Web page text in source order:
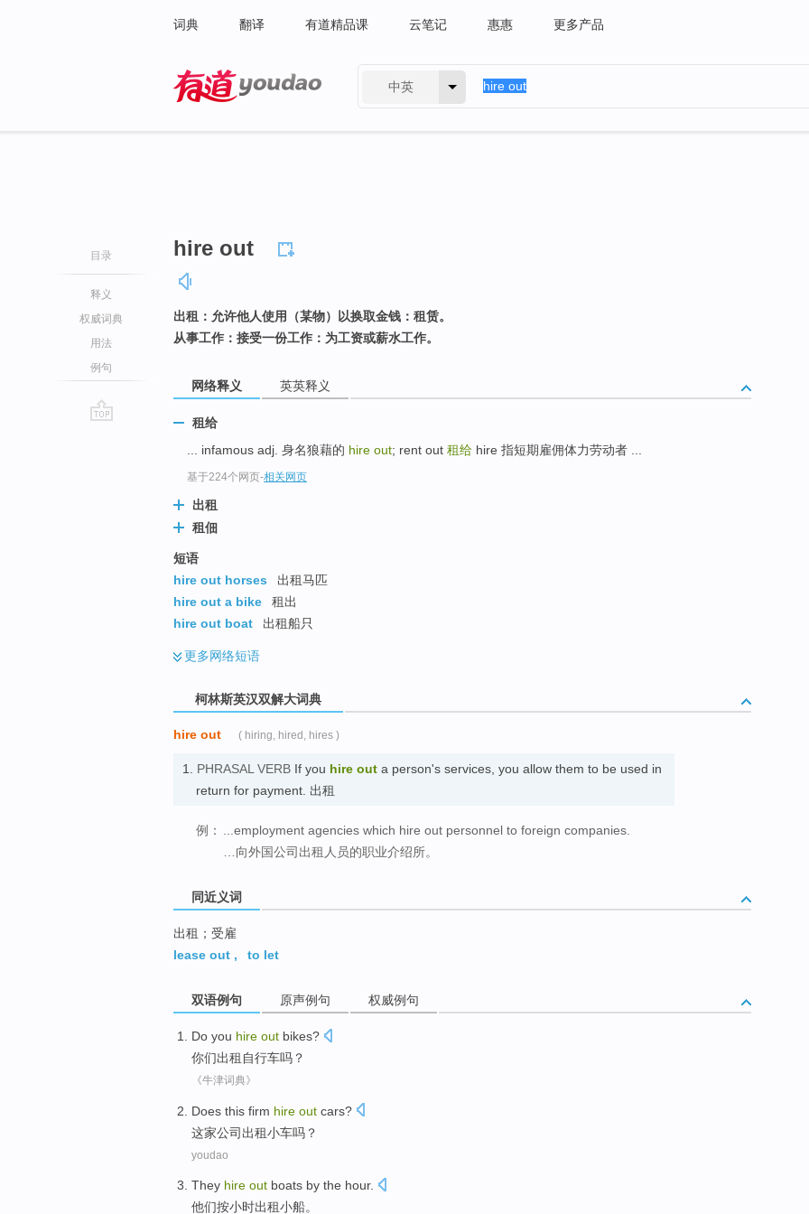
词典 翻译 有道精品课 云笔记 惠惠 更多产品
中英
目录
释义
权威词典
用法
例句
hire out
出租：允许他人使用（某物）以换取金钱：租赁。
从事工作：接受一份工作：为工资或薪水工作。
网络释义 英英释义
租给
... infamous adj. 身名狼藉的 hire out; rent out 租给 hire 指短期雇佣体力劳动者 ...
基于224个网页-相关网页
出租
租佃
短语
hire out horses
出租马匹
hire out a bike
租出
hire out boat
出租船只
更多网络短语
柯林斯英汉双解大词典
hire out ( hiring, hired, hires )
1. PHRASAL VERB If you hire out a person's services, you allow them to be used in
return for payment. 出租
例： ...employment agencies which hire out personnel to foreign companies.
…向外国公司出租人员的职业介绍所。
同近义词
出租；受雇
lease out , to let
双语例句 原声例句 权威例句
Do you hire out bikes?
你们出租 自行车吗？
《牛津词典》
Does this firm hire out cars?
这家公司 出租小车吗？
youdao
They hire out boats by the hour.
他们按小时出租小船。